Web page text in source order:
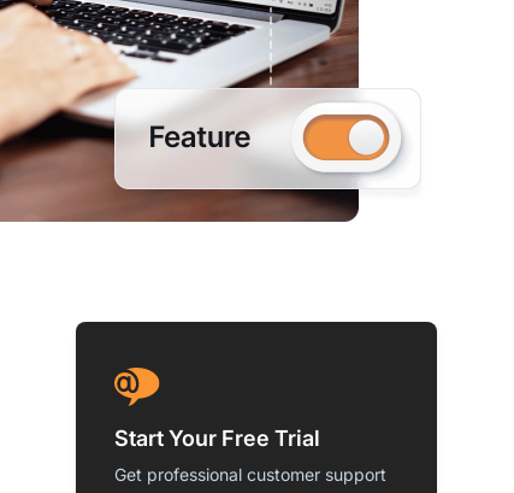
Start Your Free Trial
Get professional customer support